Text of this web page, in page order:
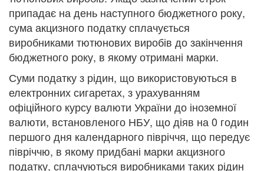
припадає на день наступного бюджетного року,
сума акцизного податку сплачується
виробниками тютюнових виробів до закінчення
бюджетного року, в якому отримані марки.
Суми податку з рідин, що використовуються в
електронних сигаретах, з урахуванням
офіційного курсу валюти України до іноземної
валюти, встановленого НБУ, що діяв на 0 годин
першого дня календарного півріччя, що передує
півріччю, в якому придбані марки акцизного
податку, сплачуються виробниками таких рідин